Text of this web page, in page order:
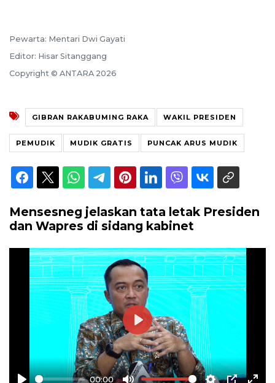
Pewarta: Mentari Dwi Gayati
Editor: Hisar Sitanggang
Copyright © ANTARA 2026
GIBRAN RAKABUMING RAKA WAKIL PRESIDEN
PEMUDIK MUDIK GRATIS PUNCAK ARUS MUDIK
Mensesneg jelaskan tata letak Presiden
dan Wapres di sidang kabinet
00:00
Play